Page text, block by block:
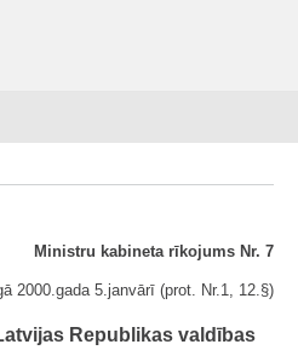
Ministru kabineta rīkojums Nr. 7
2000.gada 5.janvārī (prot. Nr.1, 12.§)
Republikas valdības